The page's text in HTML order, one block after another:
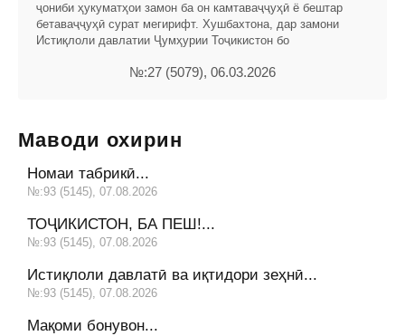
ҷониби ҳукуматҳои замон ба он камтаваҷҷуҳӣ ё бештар
бетаваҷҷуҳӣ сурат мегирифт. Хушбахтона, дар замони
Истиқлоли давлатии Ҷумҳурии Тоҷикистон бо
№:27 (5079), 06.03.2026
Маводи охирин
Номаи табрикӣ...
№:93 (5145), 07.08.2026
ТОҶИКИСТОН, БА ПЕШ!...
№:93 (5145), 07.08.2026
Истиқлоли давлатӣ ва иқтидори зеҳнӣ...
№:93 (5145), 07.08.2026
Мақоми бонувон...